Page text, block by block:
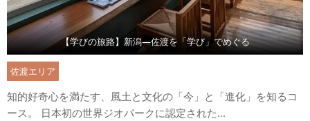
【学びの旅路】新潟―佐渡を「学び」でめぐる
佐渡エリア
知的好奇心を満たす、風土と文化の「今」と「進化」を知るコ
ース。 日本初の世界ジオパークに認定された...